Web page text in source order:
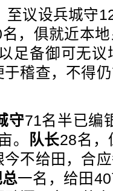
议设兵城守
，俱就近本
足备御可无
稽查，不得
守71名半已编
。
队长28名，
不给田，合
一名，给田